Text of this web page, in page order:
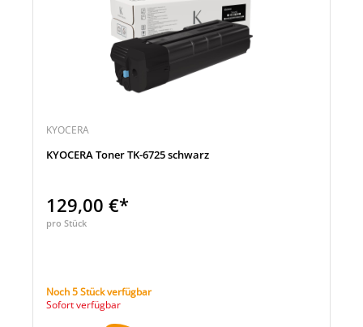
KYOCERA
KYOCERA Toner TK-6725 schwarz
129,00 €*
pro Stück
Noch 5 Stück verfügbar
Sofort verfügbar